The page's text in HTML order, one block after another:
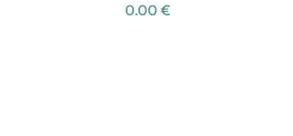
0.00 €